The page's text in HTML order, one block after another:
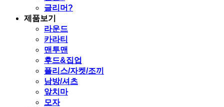
글리머?
제품보기
라운드
카라티
맨투맨
후드&집업
플리스/자켓/조끼
남방/셔츠
앞치마
모자